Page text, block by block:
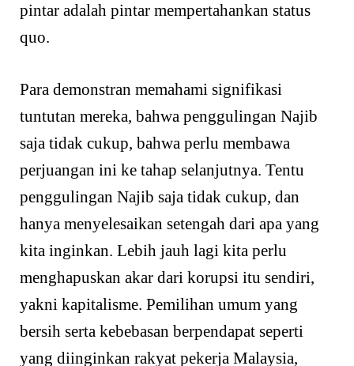
pintar adalah pintar mempertahankan status
quo.
Para demonstran memahami signifikasi
tuntutan mereka, bahwa penggulingan Najib
saja tidak cukup, bahwa perlu membawa
perjuangan ini ke tahap selanjutnya. Tentu
penggulingan Najib saja tidak cukup, dan
hanya menyelesaikan setengah dari apa yang
kita inginkan. Lebih jauh lagi kita perlu
menghapuskan akar dari korupsi itu sendiri,
yakni kapitalisme. Pemilihan umum yang
bersih serta kebebasan berpendapat seperti
yang diinginkan rakyat pekerja Malaysia,